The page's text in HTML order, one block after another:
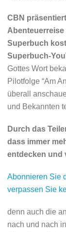
CBN
Superbuch
Superbuch-
Gottes Wort
Pilotfolge “Am
überall
und Bekannten
Durch das
dass immer
entdecken und
Abonnieren Sie
verpassen Sie
denn auch die
nach und nach